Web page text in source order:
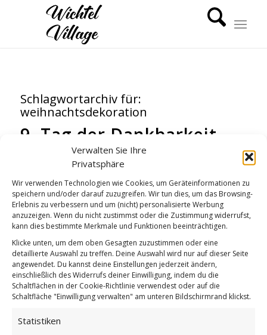
Verwalten Sie Ihre
Privatsphäre
Wir verwenden Technologien wie Cookies, um Geräteinformationen zu
speichern und/oder darauf zuzugreifen. Wir tun dies, um das Browsing-
Erlebnis zu verbessern und um (nicht) personalisierte Werbung
anzuzeigen. Wenn du nicht zustimmst oder die Zustimmung widerrufst,
kann dies bestimmte Merkmale und Funktionen beeinträchtigen.
Klicke unten, um dem oben Gesagten zuzustimmen oder eine
detaillierte Auswahl zu treffen. Deine Auswahl wird nur auf dieser Seite
angewendet. Du kannst deine Einstellungen jederzeit ändern,
einschließlich des Widerrufs deiner Einwilligung, indem du die
Schaltflächen in der Cookie-Richtlinie verwendest oder auf die
Schaltfläche "Einwilligung verwalten" am unteren Bildschirmrand klickst.
Statistiken
Schlagwortarchiv für:
weihnachtsdekoration
9. Tag der Dankbarkeit
WICHTEL-NEWS